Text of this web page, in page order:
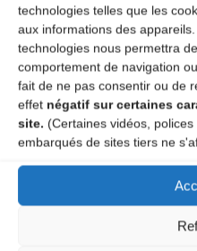
technologies telles que les
aux informations des
technologies nous permettra
comportement de navigation
fait de ne pas consentir ou de
effet négatif sur certaines
site. (Certaines vidéos,
embarqués de sites tiers ne
Ce site utilise Akismet pour
savoir plus sur la façon
commentaires sont traitées.